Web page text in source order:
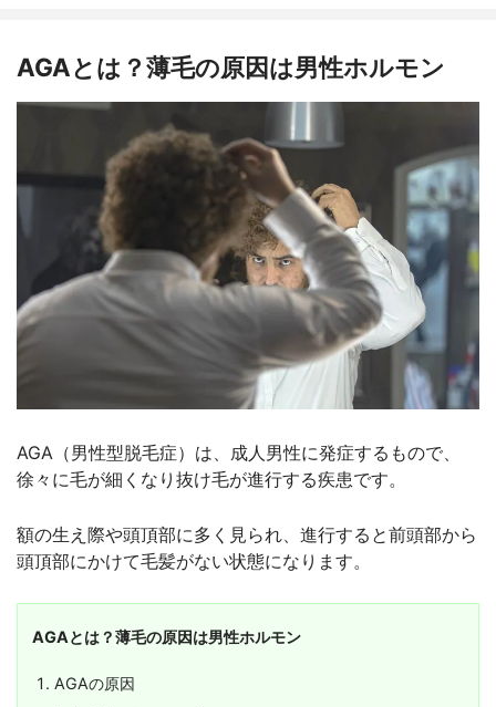
AGAとは？薄毛の原因は男性ホルモン
AGA（男性型脱毛症）は、成人男性に発症するもので、
徐々に毛が細くなり抜け毛が進行する疾患です。
額の生え際や頭頂部に多く見られ、進行すると前頭部から
頭頂部にかけて毛髪がない状態になります。
AGAとは？薄毛の原因は男性ホルモン
AGAの原因